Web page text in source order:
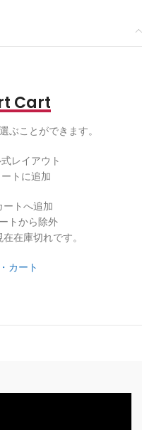
Cart
ぶことができます。
レイアウト
トに追加
トへ追加
トから除外
在庫切れです。
カート